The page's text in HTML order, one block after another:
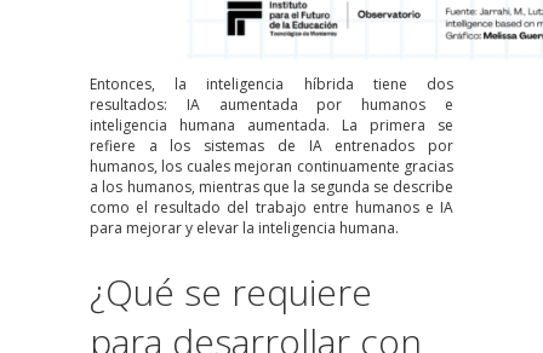
Entonces, la inteligencia híbrida tiene dos
resultados: IA aumentada por humanos e
inteligencia humana aumentada. La primera se
refiere a los sistemas de IA entrenados por
humanos, los cuales mejoran continuamente gracias
a los humanos, mientras que la segunda se describe
como el resultado del trabajo entre humanos e IA
para mejorar y elevar la inteligencia humana.
¿Qué se requiere
para desarrollar con